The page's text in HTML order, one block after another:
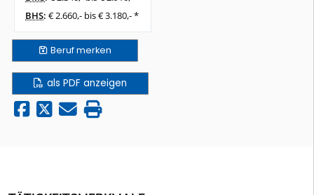
BHS: € 2.660,- bis € 3.180,- *
Berufmerken
als PDF anzeigen